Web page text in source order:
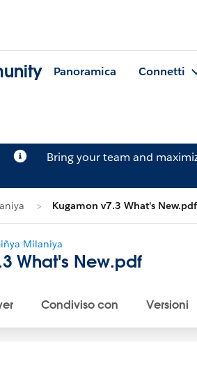
Panoramica Connetti
Bring your team and
Kugamon v7.3 What's New.pdf
Milaniya
What's New.pdf
Condiviso con Versioni